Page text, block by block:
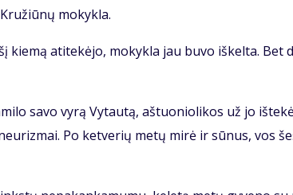
mo­kyk­la.
kie­mą ati­te­kė­jo, mo­kyk­la jau bu­vo iš­kel­ta. Bet
sa­vo vy­rą Vy­tau­tą, aš­tuo­nio­li­kos už jo
Po ket­ve­rių me­tų mi­rė ir sū­nus, vos